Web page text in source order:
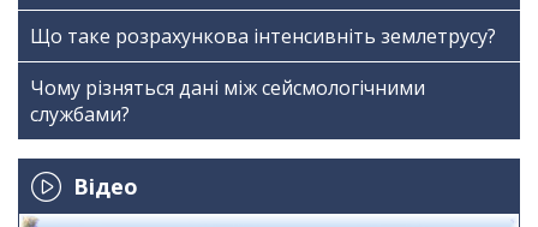
Що таке розрахункова інтенсивніть землетрусу?
Чому різняться дані між сейсмологічними
службами?
Відео